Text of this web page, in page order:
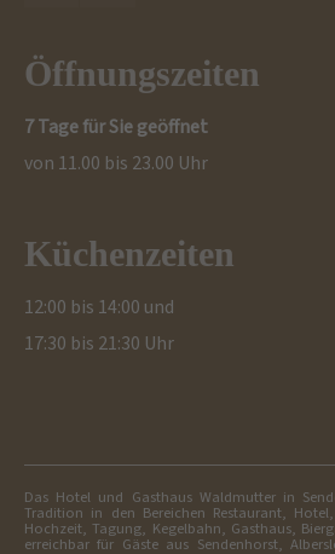
Öffnungszeiten
7 Tage für Sie geöffnet
von 11.00 bis 23.00 Uhr
Küchenzeiten
12:00 bis 14:00 und
17:30 bis 21:30 Uhr
Das Hotel und Gasthaus Waldmutter in
Tradition in den Bereichen Restaurant,
Hochzeit, Tagung, Kegelbahn, Gasthaus,
erreichbar für Gäste aus Sendenhorst,